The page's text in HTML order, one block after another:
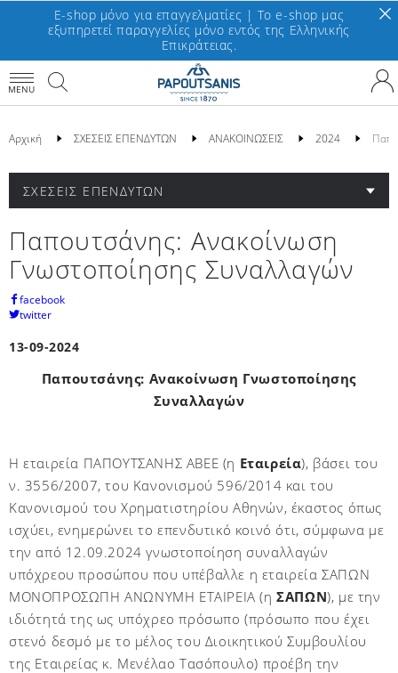
E-shop μόνο για επαγγελματίες | To e-shop μας
εξυπηρετεί παραγγελίες μόνο εντός της Ελληνικής
Επικράτειας.
MENU
Αρχική ΣΧΕΣΕΙΣ ΕΠΕΝΔΥΤΩΝ ΑΝΑΚΟΙΝΩΣΕΙΣ 2024
ΣΧΕΣΕΙΣ ΕΠΕΝΔΥΤΩΝ
Παπουτσάνης: Ανακοίνωση
Γνωστοποίησης Συναλλαγών
facebook
twitter
13-09-2024
Παπουτσάνης: Ανακοίνωση Γνωστοποίησης
Συναλλαγών
Η εταιρεία ΠΑΠΟΥΤΣΑΝΗΣ ΑΒΕΕ (η Εταιρεία), βάσει του
ν. 3556/2007, του Κανονισμού 596/2014 και του
Κανονισμού του Χρηματιστηρίου Αθηνών, έκαστος όπως
ισχύει, ενημερώνει το επενδυτικό κοινό ότι, σύμφωνα με
την από 12.09.2024 γνωστοποίηση συναλλαγών
υπόχρεου προσώπου που υπέβαλλε η εταιρεία ΣΑΠΩΝ
ΜΟΝΟΠΡΟΣΩΠΗ ΑΝΩΝΥΜΗ ΕΤΑΙΡΕΙΑ (η ΣΑΠΩΝ), με την
ιδιότητά της ως υπόχρεο πρόσωπο (πρόσωπο που έχει
στενό δεσμό με το μέλος του Διοικητικού Συμβουλίου
της Εταιρείας κ. Μενέλαο Τασόπουλο) προέβη την